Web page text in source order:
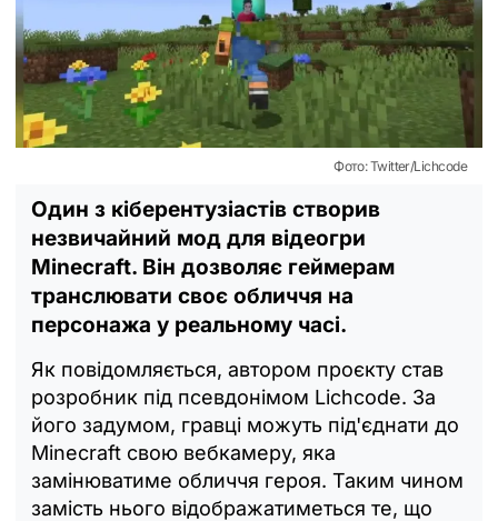
Фото: Twitter/Lichcode
Один з кіберентузіастів створив
незвичайний мод для відеогри
Minecraft. Він дозволяє геймерам
транслювати своє обличчя на
персонажа у реальному часі.
Як повідомляється, автором проєкту став
розробник під псевдонімом Lichcode. За
його задумом, гравці можуть під'єднати до
Minecraft свою вебкамеру, яка
замінюватиме обличчя героя. Таким чином
замість нього відображатиметься те, що